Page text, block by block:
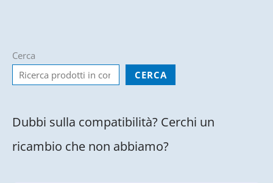
Cerca
CERCA
Dubbi sulla compatibilità? Cerchi un
ricambio che non abbiamo?